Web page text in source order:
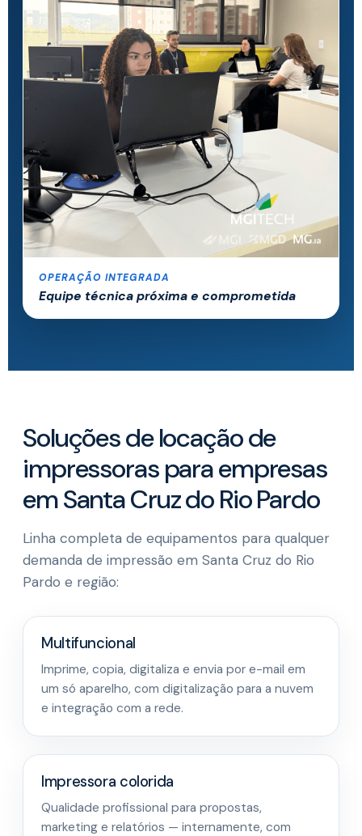
OPERAÇÃO INTEGRADA
Equipe técnica próxima e comprometida
Soluções de locação de
impressoras para empresas
em Santa Cruz do Rio Pardo
Linha completa de equipamentos para qualquer
demanda de impressão em Santa Cruz do Rio
Pardo e região:
Multifuncional
Imprime, copia, digitaliza e envia por e-mail em
um só aparelho, com digitalização para a nuvem
e integração com a rede.
Impressora colorida
Qualidade profissional para propostas,
marketing e relatórios — internamente, com